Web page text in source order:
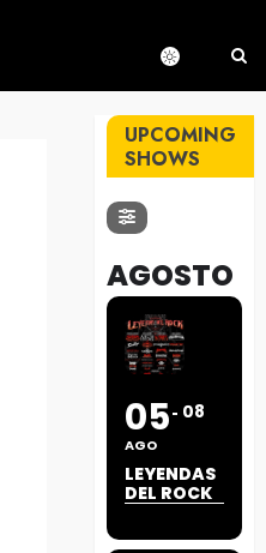
UPCOMING
SHOWS
AGOSTO
05
AGO
08
LEYENDAS
DEL ROCK